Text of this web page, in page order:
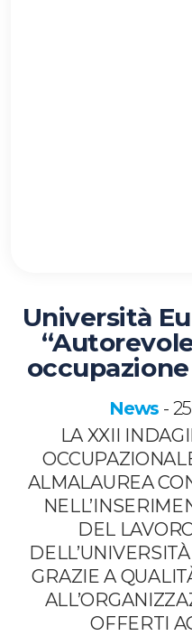
Università
News -
LA XXII
ALMALAUREA
DEL
GRAZIE A
OFFERTI